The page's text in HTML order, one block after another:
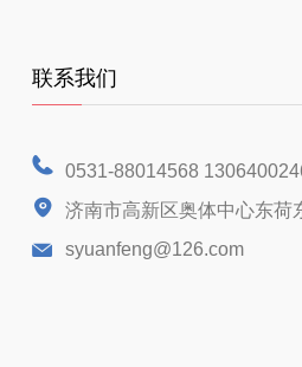
联系我们
0531-88014568
济南市高新区奥体中心东荷
syuanfeng@126.com
400xxx8888
中国北京市东城区某某大
name@example.xxx